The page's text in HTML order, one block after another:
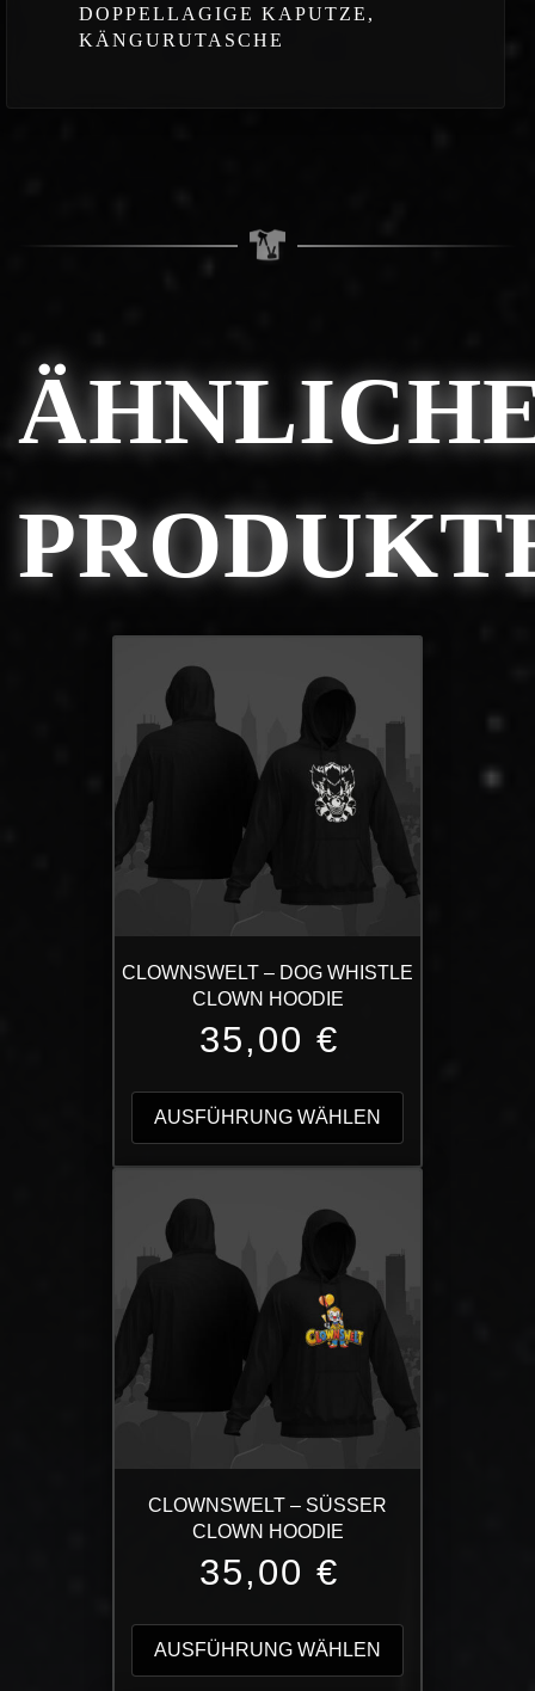
DOPPELLAGIGE KAPUTZE,
KÄNGURUTASCHE
CLOWNSWELT – DOG WHISTLE
CLOWN HOODIE
35,00 €
AUSFÜHRUNG WÄHLEN
weist
mehrere
auf
der
Produktseite
CLOWNSWELT – SÜSSER C
LOWN HOODIE
35,00 €
AUSFÜHRUNG WÄHLEN
weist